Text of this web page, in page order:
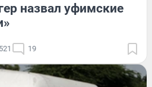
назвал уфимские
19